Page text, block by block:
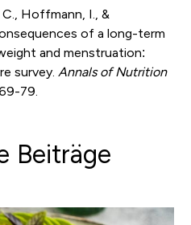
Hoffmann, I., &
of a long-term
and menstruation:
survey. Annals of Nutrition
79.
Beiträge